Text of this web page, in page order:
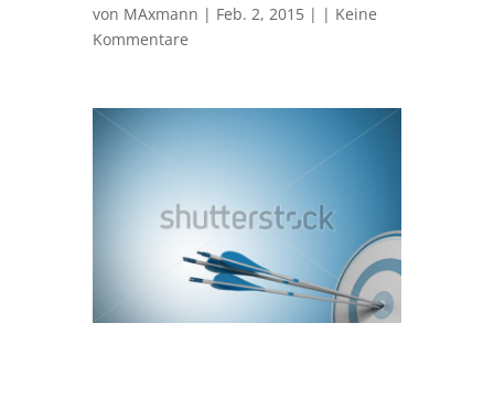
von MAxmann | Feb. 2, 2015 | | Keine
Kommentare